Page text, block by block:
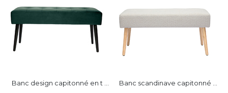
Banc design capitonné en t ... Banc scandinave capitonné ...